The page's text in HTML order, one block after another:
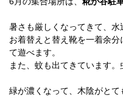
暑さも厳しくなってきて、水
お着替えと替え靴を一着余
て遊べます。
また、蚊も出てきています。
緑が濃くなって、木陰がと